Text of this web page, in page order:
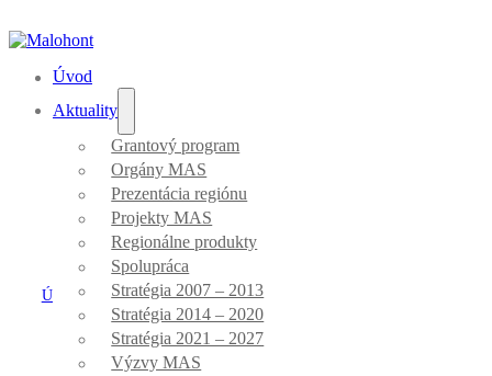
Úvod
Aktuality
Grantový program
Orgány MAS
Prezentácia regiónu
Projekty MAS
Regionálne produkty
Spolupráca
Stratégia 2007 – 2013
Stratégia 2014 – 2020
Stratégia 2021 – 2027
Výzvy MAS
Výzva č.
06/GP/MAS/2023
Úvod /Grantový program MAS/Výzva č. 06/GP/MAS/2023